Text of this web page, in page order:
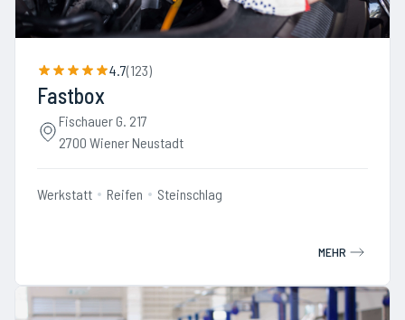
4.7(123)
Fastbox
Fischauer G. 217
2700 Wiener Neustadt
Werkstatt Reifen Steinschlag
MEHR